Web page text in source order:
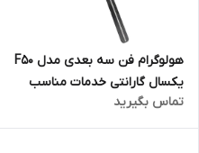
هولوگرام فن سه بعدی مدل F50
یکسال گارانتی خدمات مناسب
رستوران و کافی شاپ و مراکز
خرید
تماس بگیرید